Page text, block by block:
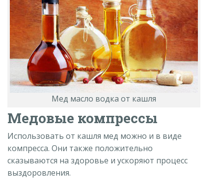
Мед масло водка от кашля
Медовые компрессы
Использовать от кашля мед можно и в виде
компресса. Они также положительно
сказываются на здоровье и ускоряют процесс
выздоровления.